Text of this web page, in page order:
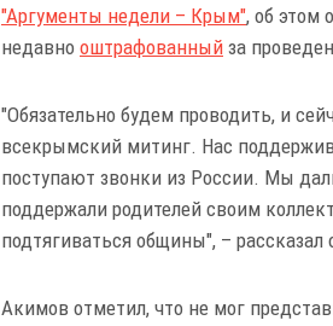
"Аргументы недели – Крым", об этом
недавно оштрафованный за
"Обязательно будем проводить, и
всекрымский митинг. Нас
поступают звонки из России. Мы
поддержали родителей своим
подтягиваться общины", – рассказал
Акимов отметил, что не мог